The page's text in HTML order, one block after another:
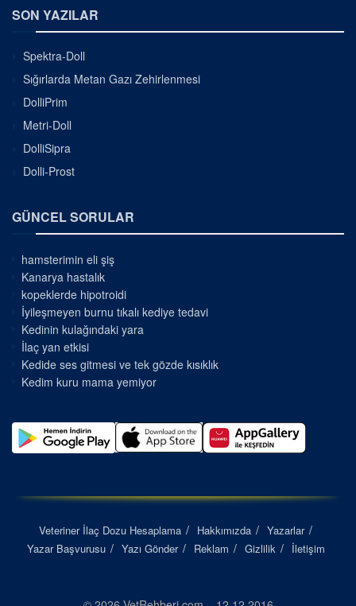
SON YAZILAR
Spektra-Doll
Sığırlarda Metan Gazı Zehirlenmesi
DolliPrim
Metri-Doll
DolliSipra
Dolli-Prost
GÜNCEL SORULAR
hamsterimin eli şiş
Kanarya hastalık
kopeklerde hipotroidi
İyileşmeyen burnu tıkalı kediye tedavi
Kedinin kulağındaki yara
İlaç yan etkisi
Kedide ses gitmesi ve tek gözde kısıklık
Kedim kuru mama yemiyor
Veteriner İlaç Dozu Hesaplama Hakkımızda
Yazarlar
Yazar Başvurusu
Yazı Gönder Reklam Gizlilik İletişim